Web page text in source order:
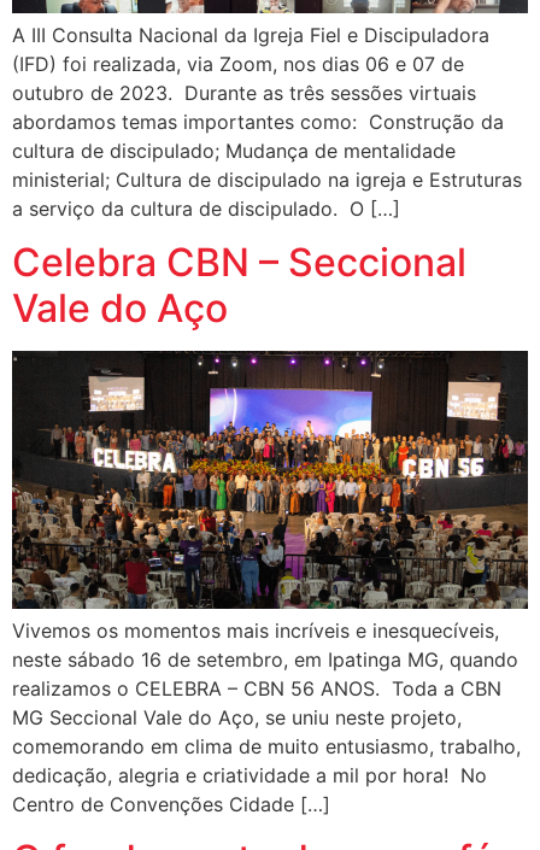
A III Consulta Nacional da Igreja Fiel e Discipuladora
(IFD) foi realizada, via Zoom, nos dias 06 e 07 de
outubro de 2023. Durante as três sessões virtuais
abordamos temas importantes como: Construção da
cultura de discipulado; Mudança de mentalidade
ministerial; Cultura de discipulado na igreja e Estruturas
a serviço da cultura de discipulado. O […]
Celebra CBN – Seccional
Vale do Aço
Vivemos os momentos mais incríveis e inesquecíveis,
neste sábado 16 de setembro, em Ipatinga MG, quando
realizamos o CELEBRA – CBN 56 ANOS. Toda a CBN
MG Seccional Vale do Aço, se uniu neste projeto,
comemorando em clima de muito entusiasmo, trabalho,
dedicação, alegria e criatividade a mil por hora! No
Centro de Convenções Cidade […]